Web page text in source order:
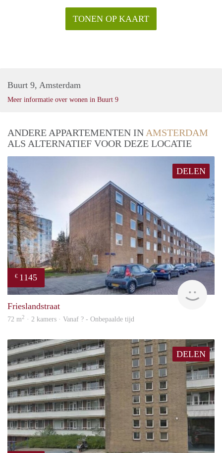
TONEN OP KAART
Buurt 9, Amsterdam
Meer informatie over wonen in Buurt 9
ANDERE APPARTEMENTEN IN AMSTERDAM
ALS ALTERNATIEF VOOR DEZE LOCATIE
DELEN
€ 1145
Frieslandstraat
72 m2 · 2 kamers · Vanaf ? - Onbepaalde tijd
DELEN